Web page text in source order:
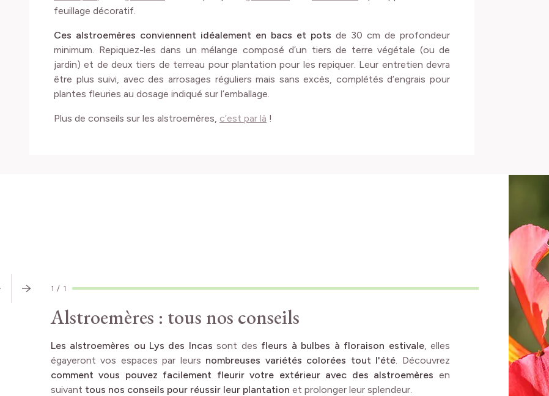
feuillage décoratif.
Ces alstroemères conviennent idéalement en bacs et pots de 30 cm de profondeur
minimum. Repiquez-les dans un mélange composé d’un tiers de terre végétale (ou de
jardin) et de deux tiers de terreau pour plantation pour les repiquer. Leur entretien devra
être plus suivi, avec des arrosages réguliers mais sans excès, complétés d’engrais pour
plantes fleuries au dosage indiqué sur l’emballage.
Plus de conseils sur les alstroemères, c’est par là !
1 / 1
Alstroemères : tous nos conseils
Les alstroemères ou Lys des Incas sont des fleurs à bulbes à floraison estivale, elles
égayeront vos espaces par leurs nombreuses variétés colorées tout l'été. Découvrez
comment vous pouvez facilement fleurir votre extérieur avec des alstroemères en
suivant tous nos conseils pour réussir leur plantation et prolonger leur splendeur.